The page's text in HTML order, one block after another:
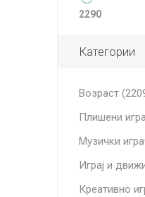
2290
Категории
Возраст
Плишени
Музички
Играј и
Креативно